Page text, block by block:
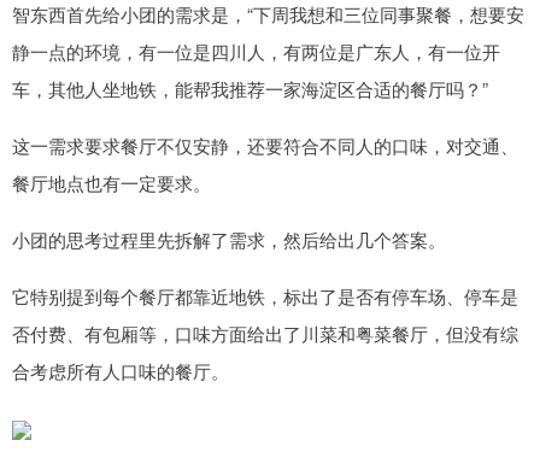
智东西首先给小团的需求是，“下周我想和三位同事聚餐，想要安
静一点的环境，有一位是四川人，有两位是广东人，有一位开
车，其他人坐地铁，能帮我推荐一家海淀区合适的餐厅吗？”
这一需求要求餐厅不仅安静，还要符合不同人的口味，对交通、
餐厅地点也有一定要求。
小团的思考过程里先拆解了需求，然后给出几个答案。
它特别提到每个餐厅都靠近地铁，标出了是否有停车场、停车是
否付费、有包厢等，口味方面给出了川菜和粤菜餐厅，但没有综
合考虑所有人口味的餐厅。